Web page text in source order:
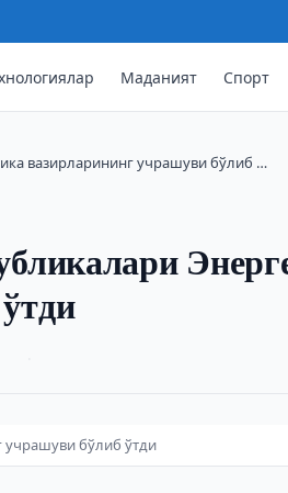
Маданият Спорт
вазирларининг учрашуви бўлиб …
учрашуви бўлиб ўтди